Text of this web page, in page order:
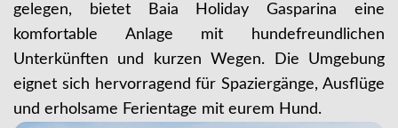
gelegen, bietet Baia Holiday Gasparina eine
komfortable Anlage mit hundefreundlichen
Unterkünften und kurzen Wegen. Die Umgebung
eignet sich hervorragend für Spaziergänge, Ausflüge
und erholsame Ferientage mit eurem Hund.